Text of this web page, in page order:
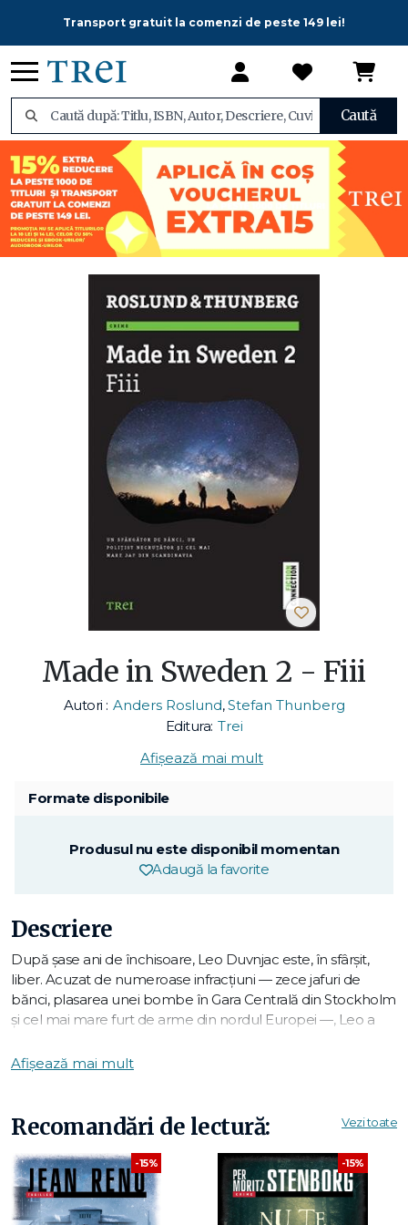
Transport gratuit la comenzi de peste 149 lei!
Caută
Made in Sweden 2 - Fiii
Autori : Anders Roslund,Stefan Thunberg
Editura: Trei
Afișează mai mult
Formate disponibile
Produsul nu este disponibil momentan
Adaugă la favorite
Descriere
După șase ani de închisoare, Leo Duvnjac este, în sfârșit,
liber. Acuzat de numeroase infracțiuni — zece jafuri de
bănci, plasarea unei bombe în Gara Centrală din Stockholm
și cel mai mare furt de arme din nordul Europei —, Leo a
Dar anii irosiți după gratii nu l-au schimbat — Leo și-a
eliberare. Planul este să fure peste un milion de coroane
din cea mai mare secție de poliție din Suedia și să dispară
pentru totdeauna.
Dar planul său, care amenință să distrugă definitiv legăturile
și așa firave cu tatăl și frații lui, încarcerați și ei pentru jafurile
anterioare, riscă să fie zădărnicit de John Broncks, polițistul
Afișează mai mult
Recomandări de lectură: Vezi toate
-15% -15%